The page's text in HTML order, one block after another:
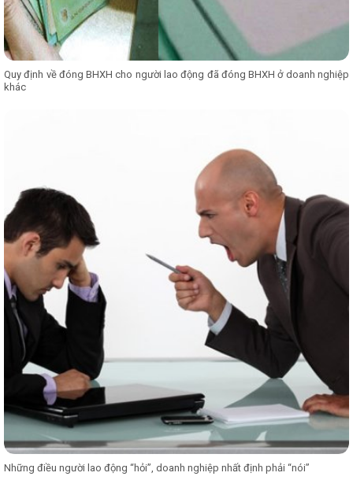
Quy định về đóng BHXH cho người lao động đã đóng BHXH ở doanh nghiệp
khác
Những điều người lao động “hỏi”, doanh nghiệp nhất định phải “nói”